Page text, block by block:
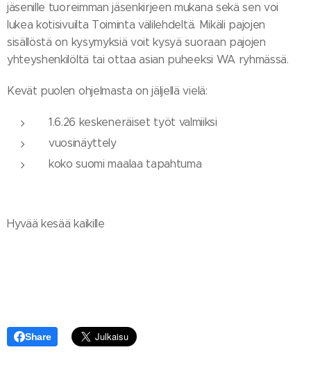
jäsenille tuoreimman jäsenkirjeen mukana sekä sen voi
lukea kotisivuilta Toiminta välilehdeltä. Mikäli pajojen
sisällöstä on kysymyksiä voit kysyä suoraan pajojen
yhteyshenkilöltä tai ottaa asian puheeksi WA ryhmässä.
Kevät puolen ohjelmasta on jäljellä vielä:
1.6.26 keskeneräiset työt valmiiksi
vuosinäyttely
koko suomi maalaa tapahtuma
Hyvää kesää kaikille
Share